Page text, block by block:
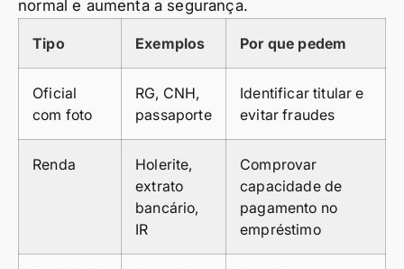
normal e aumenta a segurança.
Tipo Exemplos Por que pedem
Oficial
com foto
RG, CNH,
passaporte
Identificar titular e
evitar fraudes
Renda
Holerite,
extrato
bancário,
IR
Comprovar
capacidade de
pagamento no
empréstimo